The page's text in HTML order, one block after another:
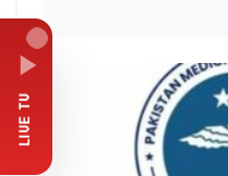
LIVE TV